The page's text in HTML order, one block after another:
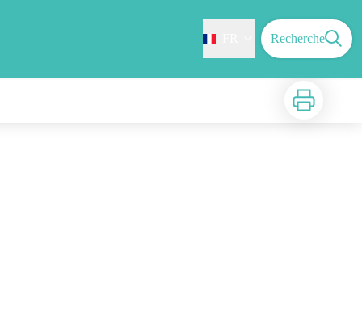
Recherche
Imprimer